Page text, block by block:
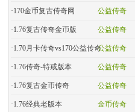
公益传奇
·170金币复古传奇网
公益传奇
·1.76复古传奇金币版
公益传奇
·1.70月卡传奇vs170公益传奇
公益传奇
·1.76传奇-特戒版本
公益传奇
·1.76复古金币传奇
金币传奇
·1.76经典老版本